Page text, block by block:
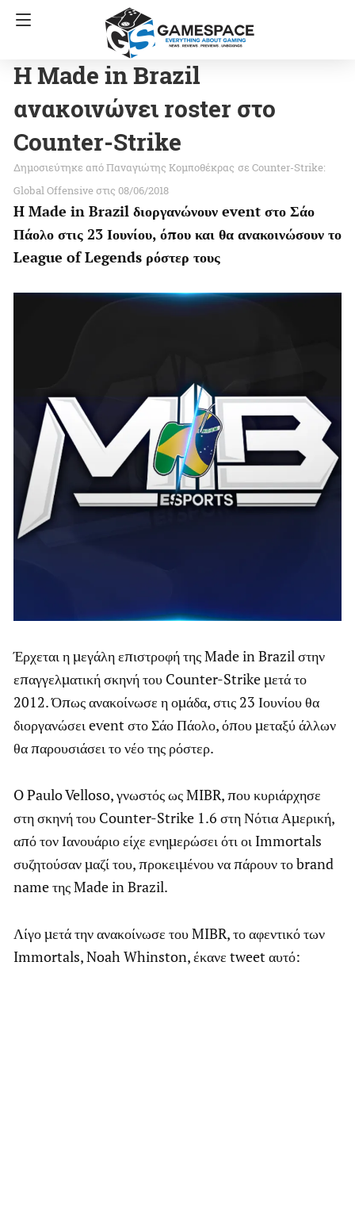
H Made in Brazil
ανακοινώνει roster στο
Counter-Strike
Παναγιώτης Κομποθέκρας σε Counter-Strike:
Global Offensiveστις 08/06/2018
H Made in Brazil διοργανώνουν event στο Σάο
Πάολο στις 23 Ιουνίου, όπου και θα ανακοινώσουν το
League of Legends ρόστερ τους
Έρχεται η μεγάλη επιστροφή της Made in Brazil στην
επαγγελματική σκηνή του Counter-Strike μετά το
2012. Όπως ανακοίνωσε η ομάδα, στις 23 Ιουνίου θα
διοργανώσει event στο Σάο Πάολο, όπου μεταξύ άλλων
θα παρουσιάσει το νέο της ρόστερ.
O Paulo Velloso, γνωστός ως MIBR, που κυριάρχησε
στη σκηνή του Counter-Strike 1.6 στη Νότια Αμερική,
από τον Ιανουάριο είχε ενημερώσει ότι οι Immortals
συζητούσαν μαζί του, προκειμένου να πάρουν το brand
name της Made in Brazil.
Λίγο μετά την ανακοίνωσε του MIBR, το αφεντικό των
Immortals, Noah Whinston, έκανε tweet αυτό: